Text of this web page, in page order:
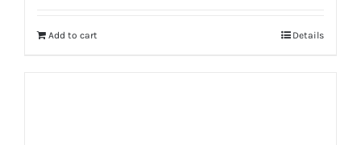
Add to cart Details